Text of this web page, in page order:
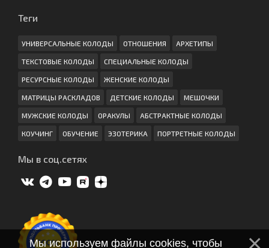
Теги
УНИВЕРСАЛЬНЫЕ КОЛОДЫ ОТНОШЕНИЯ АРХЕТИПЫ
ТЕКСТОВЫЕ КОЛОДЫ СПЕЦИАЛЬНЫЕ КОЛОДЫ
РЕСУРСНЫЕ КОЛОДЫ ЖЕНСКИЕ КОЛОДЫ
МАТРИЦЫ РАСКЛАДОВ ДЕТСКИЕ КОЛОДЫ МЕШОЧКИ
МУЖСКИЕ КОЛОДЫ ОРАКУЛЫ АБСТРАКТНЫЕ КОЛОДЫ
КОУЧИНГ ОБУЧЕНИЕ ЭЗОТЕРИКА ПОРТРЕТНЫЕ КОЛОДЫ
Мы в соц.сетях
Мы используем файлы cookies, чтобы